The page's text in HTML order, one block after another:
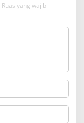
Ruas yang wajib